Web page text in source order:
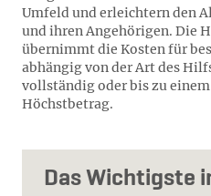
Umfeld und erleichtern den
und ihren Angehörigen. Die
übernimmt die Kosten für
abhängig von der Art des
vollständig oder bis zu
Höchstbetrag.
Das Wichtigste